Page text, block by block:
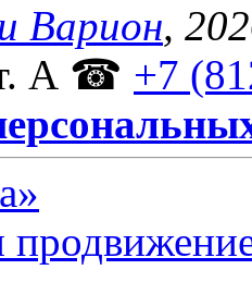
Варион,
А ☎ +7